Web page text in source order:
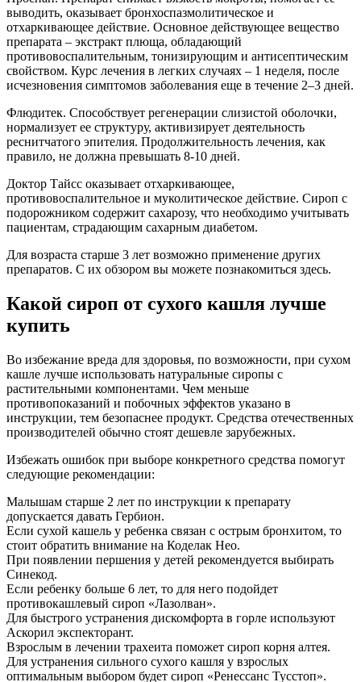
выводить, оказывает бронхоспазмолитическое и
отхаркивающее действие. Основное действующее вещество
препарата – экстракт плюща, обладающий
противовоспалительным, тонизирующим и антисептическим
свойством. Курс лечения в легких случаях – 1 неделя, после
исчезновения симптомов заболевания еще в течение 2–3 дней.
Флюдитек. Способствует регенерации слизистой оболочки,
нормализует ее структуру, активизирует деятельность
реснитчатого эпителия. Продолжительность лечения, как
правило, не должна превышать 8-10 дней.
Доктор Тайсс оказывает отхаркивающее,
противовоспалительное и муколитическое действие. Сироп с
подорожником содержит сахарозу, что необходимо учитывать
пациентам, страдающим сахарным диабетом.
Для возраста старше 3 лет возможно применение других
препаратов. С их обзором вы можете познакомиться здесь.
Какой сироп от сухого кашля лучше
купить
Во избежание вреда для здоровья, по возможности, при сухом
кашле лучше использовать натуральные сиропы с
растительными компонентами. Чем меньше
противопоказаний и побочных эффектов указано в
инструкции, тем безопаснее продукт. Средства отечественных
производителей обычно стоят дешевле зарубежных.
Избежать ошибок при выборе конкретного средства помогут
следующие рекомендации:
Малышам старше 2 лет по инструкции к препарату
допускается давать Гербион.
Если сухой кашель у ребенка связан с острым бронхитом, то
стоит обратить внимание на Коделак Нео.
При появлении першения у детей рекомендуется выбирать
Синекод.
Если ребенку больше 6 лет, то для него подойдет
противокашлевый сироп «Лазолван».
Для быстрого устранения дискомфорта в горле используют
Аскорил экспекторант.
Взрослым в лечении трахеита поможет сироп корня алтея.
Для устранения сильного сухого кашля у взрослых
оптимальным выбором будет сироп «Ренессанс Тусстоп».